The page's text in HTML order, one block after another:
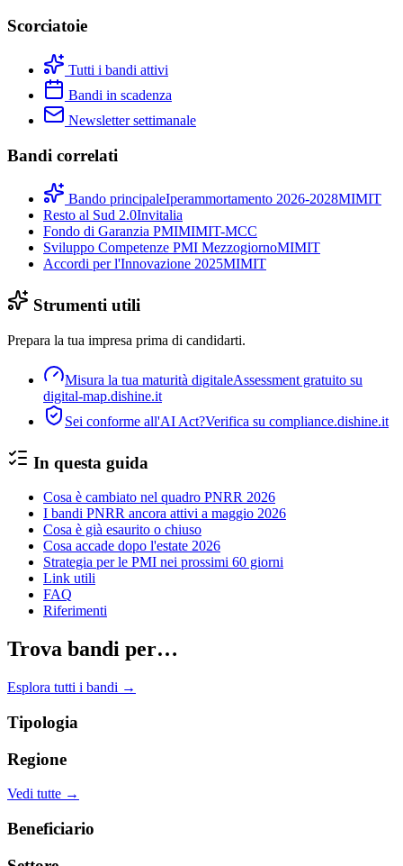
Scorciatoie
Tutti i bandi attivi
Bandi in scadenza
Newsletter settimanale
Bandi correlati
Bando principaleIperammortamento 2026-2028MIMIT
Resto al Sud 2.0Invitalia
Fondo di Garanzia PMIMIMIT-MCC
Sviluppo Competenze PMI MezzogiornoMIMIT
Accordi per l'Innovazione 2025MIMIT
Strumenti utili
Prepara la tua impresa prima di candidarti.
Misura la tua maturità digitaleAssessment gratuito su
digital-map.dishine.it
Sei conforme all'AI Act?Verifica su compliance.dishine.it
In questa guida
Cosa è cambiato nel quadro PNRR 2026
I bandi PNRR ancora attivi a maggio 2026
Cosa è già esaurito o chiuso
Cosa accade dopo l'estate 2026
Strategia per le PMI nei prossimi 60 giorni
Link utili
FAQ
Riferimenti
Trova bandi per…
Esplora tutti i bandi →
Tipologia
Regione
Vedi tutte →
Beneficiario